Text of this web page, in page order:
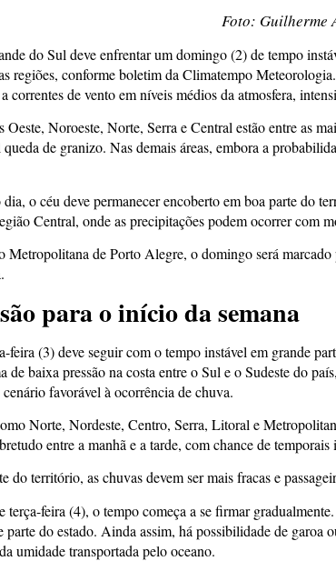
Foto: Guilherme
do Sul deve enfrentar um domingo (2) de tempo
regiões, conforme boletim da Climatempo
correntes de vento em níveis médios da atmosfera,
Oeste, Noroeste, Norte, Serra e Central estão entre as
queda de granizo. Nas demais áreas, embora a
o céu deve permanecer encoberto em boa parte do
Central, onde as precipitações podem ocorrer com
Metropolitana de Porto Alegre, o domingo será
para o início da semana
feira (3) deve seguir com o tempo instável em grande
de baixa pressão na costa entre o Sul e o Sudeste do
favorável à ocorrência de chuva.
Norte, Nordeste, Centro, Serra, Litoral e
entre a manhã e a tarde, com chance de temporais
do território, as chuvas devem ser mais fracas e
terça-feira (4), o tempo começa a se firmar
parte do estado. Ainda assim, há possibilidade de
umidade transportada pelo oceano.